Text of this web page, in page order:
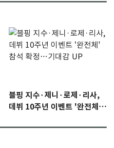
블핑 지수·제니·로제·리사,
데뷔 10주년 이벤트 '완전체'